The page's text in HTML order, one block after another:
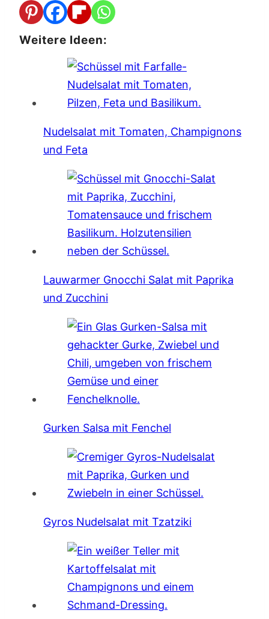
Weitere Ideen:
Nudelsalat mit Tomaten, Champignons
und Feta
Lauwarmer Gnocchi Salat mit Paprika
und Zucchini
Gurken Salsa mit Fenchel
Gyros Nudelsalat mit Tzatziki